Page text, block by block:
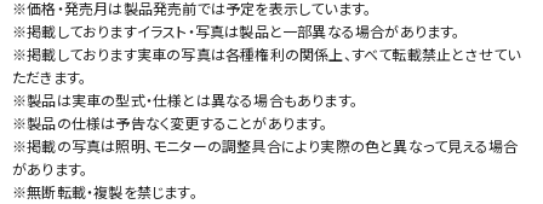
※価格・発売月は製品発売前では予定を表示しています。
※掲載しておりますイラスト・写真は製品と一部異なる場合があります。
※掲載しております実車の写真は各種権利の関係上、すべて転載禁止とさせてい
ただきます。
※製品は実車の型式・仕様とは異なる場合もあります。
※製品の仕様は予告なく変更することがあります。
※掲載の写真は照明、モニターの調整具合により実際の色と異なって見える場合
があります。
※無断転載・複製を禁じます。